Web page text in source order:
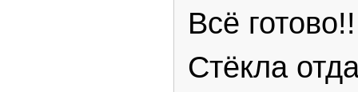
Всё
Стёкла